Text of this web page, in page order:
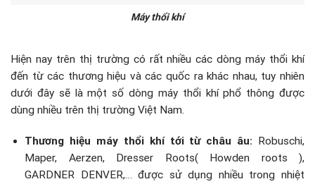
Máy thổi khí
Hiện nay trên thị trường có rất nhiều các dòng máy thổi khí
đến từ các thương hiệu và các quốc ra khác nhau, tuy nhiên
dưới đây sẽ là một số dòng máy thổi khí phổ thông được
dùng nhiều trên thị trường Việt Nam.
Thương hiệu máy thổi khí tới từ châu âu: Robuschi,
Maper, Aerzen, Dresser Roots( Howden roots ),
GARDNER DENVER,… được sử dụng nhiều trong nhiệt